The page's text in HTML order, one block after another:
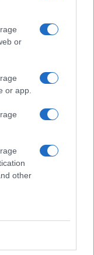
or
or app.
other